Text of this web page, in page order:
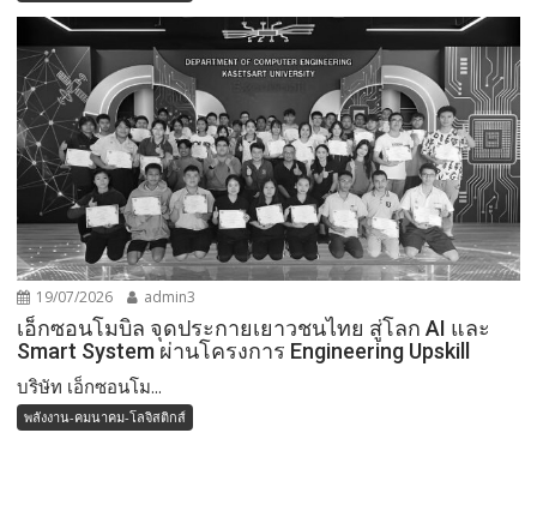
19/07/2026 admin3
เอ็กซอนโมบิล จุดประกายเยาวชนไทย สู่โลก AI และ
Smart System ผ่านโครงการ Engineering Upskill
บริษัท เอ็กซอนโม...
พลังงาน-คมนาคม-โลจิสติกส์